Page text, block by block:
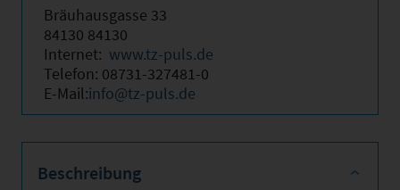
Bräuhausgasse 33
84130 84130
Internet: www.tz-puls.de
Telefon: 08731-327481-0
E-Mail:info@tz-puls.de
Beschreibung